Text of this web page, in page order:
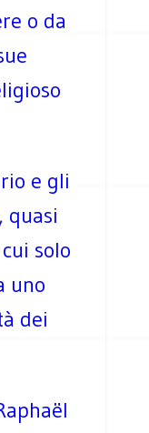
o da
e gli
quasi
solo
uno
dei